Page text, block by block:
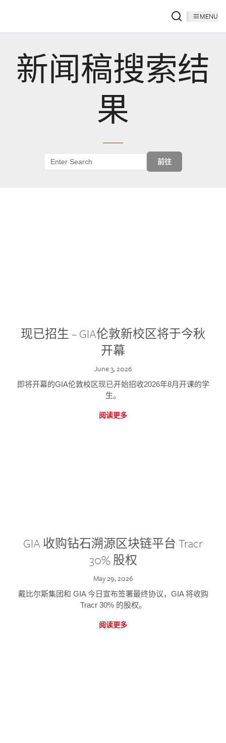
MENU
新闻稿搜索结
果
前往
现已招生 – GIA伦敦新校区将于今秋
开幕
June 3, 2026
即将开幕的GIA伦敦校区现已开始招收2026年8月开课的学
生。
阅读更多
GIA 收购钻石溯源区块链平台 Tracr
30% 股权
May 29, 2026
戴比尔斯集团和 GIA 今日宣布签署最终协议，GIA 将收购
Tracr 30% 的股权。
阅读更多